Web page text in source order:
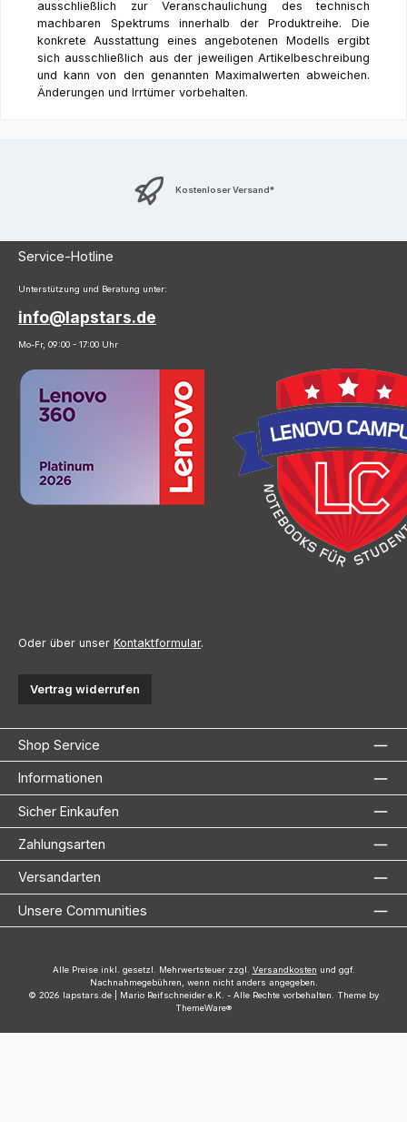
ausschließlich zur Veranschaulichung des technisch
machbaren Spektrums innerhalb der Produktreihe. Die
konkrete Ausstattung eines angebotenen Modells ergibt
sich ausschließlich aus der jeweiligen Artikelbeschreibung
und kann von den genannten Maximalwerten abweichen.
Änderungen und Irrtümer vorbehalten.
Kostenloser Versand*
Service-Hotline
Unterstützung und Beratung unter:
info@lapstars.de
Mo-Fr, 09:00 - 17:00 Uhr
Oder über unser Kontaktformular.
Vertrag widerrufen
Shop Service
Informationen
Sicher Einkaufen
Zahlungsarten
Versandarten
Unsere Communities
Alle Preise inkl. gesetzl. Mehrwertsteuer zzgl. Versandkosten und ggf.
Nachnahmegebühren, wenn nicht anders angegeben.
© 2026 lapstars.de | Mario Reifschneider e.K. - Alle Rechte vorbehalten. Theme by
ThemeWare®